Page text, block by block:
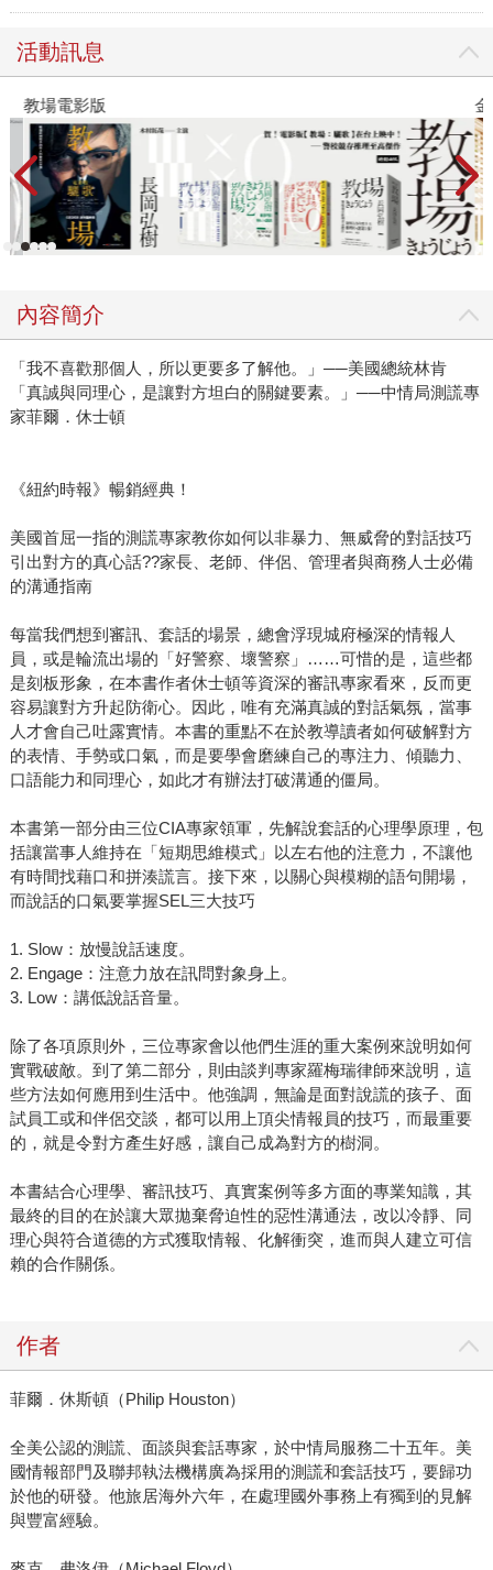
活動訊息
教場電影版
內容簡介
「我不喜歡那個人，所以更要多了解他。」──美國總統林肯
「真誠與同理心，是讓對方坦白的關鍵要素。」──中情局測謊專
家菲爾．休士頓
《紐約時報》暢銷經典！
美國首屈一指的測謊專家教你如何以非暴力、無威脅的對話技巧
引出對方的真心話??家長、老師、伴侶、管理者與商務人士必備
的溝通指南
每當我們想到審訊、套話的場景，總會浮現城府極深的情報人
員，或是輪流出場的「好警察、壞警察」……可惜的是，這些都
是刻板形象，在本書作者休士頓等資深的審訊專家看來，反而更
容易讓對方升起防衛心。因此，唯有充滿真誠的對話氣氛，當事
人才會自己吐露實情。本書的重點不在於教導讀者如何破解對方
的表情、手勢或口氣，而是要學會磨練自己的專注力、傾聽力、
口語能力和同理心，如此才有辦法打破溝通的僵局。
本書第一部分由三位CIA專家領軍，先解說套話的心理學原理，包
括讓當事人維持在「短期思維模式」以左右他的注意力，不讓他
有時間找藉口和拼湊謊言。接下來，以關心與模糊的語句開場，
而說話的口氣要掌握SEL三大技巧
1. Slow：放慢說話速度。
2. Engage：注意力放在訊問對象身上。
3. Low：講低說話音量。
除了各項原則外，三位專家會以他們生涯的重大案例來說明如何
實戰破敵。到了第二部分，則由談判專家羅梅瑞律師來說明，這
些方法如何應用到生活中。他強調，無論是面對說謊的孩子、面
試員工或和伴侶交談，都可以用上頂尖情報員的技巧，而最重要
的，就是令對方產生好感，讓自己成為對方的樹洞。
本書結合心理學、審訊技巧、真實案例等多方面的專業知識，其
最終的目的在於讓大眾拋棄脅迫性的惡性溝通法，改以冷靜、同
理心與符合道德的方式獲取情報、化解衝突，進而與人建立可信
賴的合作關係。
作者
菲爾．休斯頓（Philip Houston）
全美公認的測謊、面談與套話專家，於中情局服務二十五年。美
國情報部門及聯邦執法機構廣為採用的測謊和套話技巧，要歸功
於他的研發。他旅居海外六年，在處理國外事務上有獨到的見解
與豐富經驗。